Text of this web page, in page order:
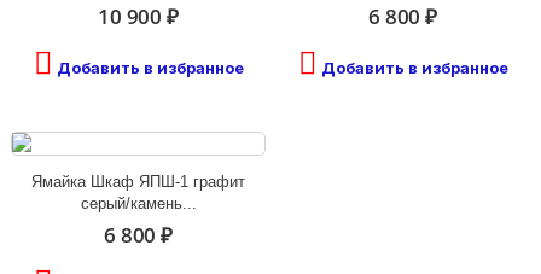
10 900 ₽
Добавить в избранное
6 800 ₽
Добавить в избранное
Ямайка Шкаф ЯПШ-1 графит
серый/камень...
6 800 ₽